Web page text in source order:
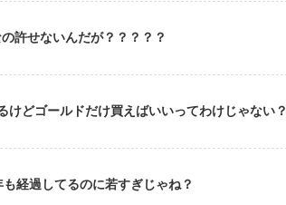
許せないんだが？？？？？
けどゴールドだけ買えばいいってわけじゃない？
経過してるのに若すぎじゃね？